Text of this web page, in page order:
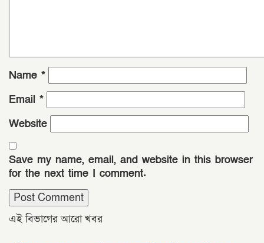
Name *
Email *
Website
Save my name, email, and website in this browser
for the next time I comment.
এই বিভাগের আরো খবর